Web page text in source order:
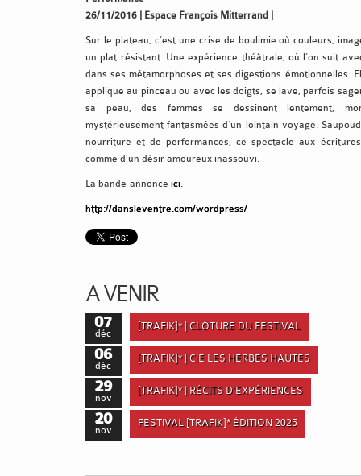
26/11/2016 | Espace François Mitterrand |
Sur le plateau, c’est une crise de boulimie où couleurs,
un plat résistant. Une expérience théâtrale, où l’on suit
dans ses métamorphoses et ses digestions émotionnelles.
applique au pinceau ou avec les doigts, se lave, parfois
sa peau, des femmes se dessinent lentement,
mystérieusement fantasmées d’un lointain voyage.
nourriture et de performances, ce spectacle aux
comme d’un désir amoureux inassouvi.
La bande-annonce ici
http://dansleventre.com/wordpress/
A VENIR
07
déc
[TRAFIK]* | CLÔTURE DU FESTIVAL
06
déc
[TRAFIK]* | CIE LES HERBES HAUTES
29
nov
[TRAFIK]* | RÉCITS D’EXPÉRIENCES
20
nov
FESTIVAL [TRAFIK]* ÉDITION 2025